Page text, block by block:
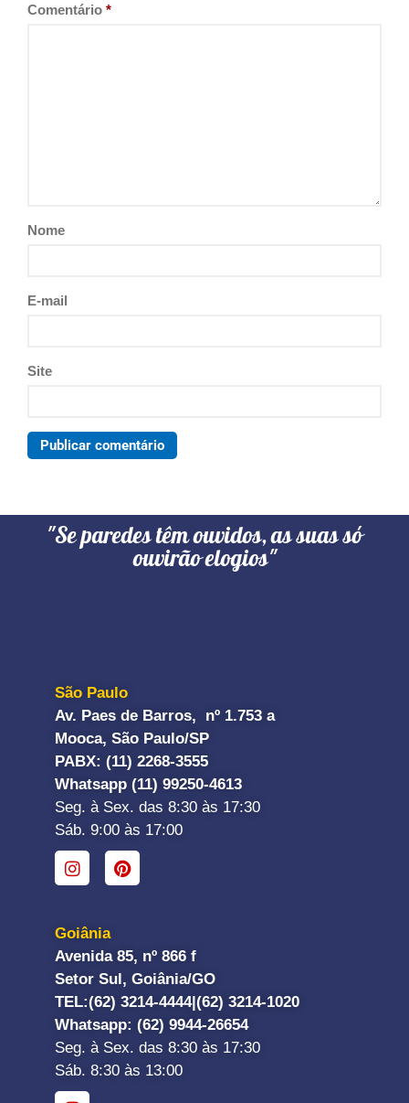
Comentário *
Nome
E-mail
Site
"Se paredes têm ouvidos, as suas só
ouvirão elogios"
São Paulo
Av. Paes de Barros, nº 1.753 a
Mooca, São Paulo/SP
PABX: (11) 2268-3555
Whatsapp (11) 99250-4613
Seg. à Sex. das 8:30 às 17:30
Sáb. 9:00 às 17:00
Goiânia
Avenida 85, nº 866 f
Setor Sul, Goiânia/GO
TEL:(62) 3214-4444| (62) 3214-1020
Whatsapp: (62) 9944-26654
Seg. à Sex. das 8:30 às 17:30
Sáb. 8:30 às 13:00